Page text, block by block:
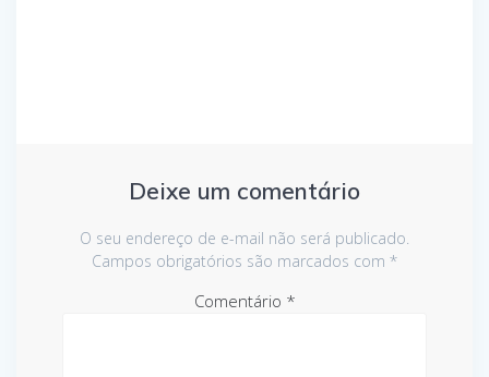
Deixe um comentário
O seu endereço de e-mail não será publicado.
Campos obrigatórios são marcados com *
Comentário *